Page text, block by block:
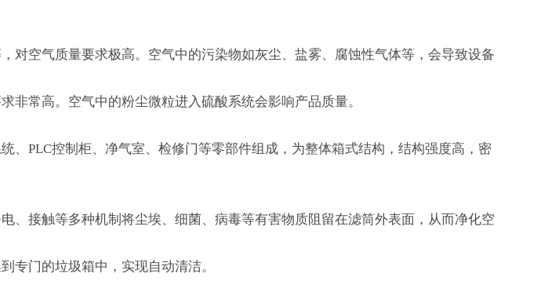
对空气质量要求极高。空气中的污染物如灰尘、盐雾、腐蚀性气体等，会导致设备
常高。空气中的粉尘微粒进入硫酸系统会影响产品质量。
、PLC控制柜、净气室、检修门等零部件组成，为整体箱式结构，结构强度高，密
、接触等多种机制将尘埃、细菌、病毒等有害物质阻留在滤筒外表面，从而净化空
专门的垃圾箱中，实现自动清洁。